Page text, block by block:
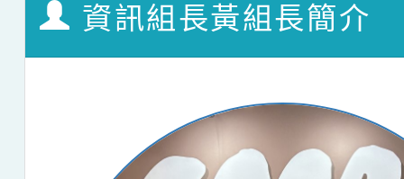
資訊組長黃組長簡介